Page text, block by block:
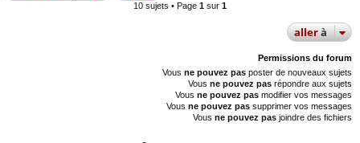
10 sujets • Page 1 sur 1
allerà
Permissions du forum
Vous ne pouvez pas poster de nouveaux sujets
Vous ne pouvez pas répondre aux sujets
Vous ne pouvez pas modifier vos messages
Vous ne pouvez pas supprimer vos messages
Vous ne pouvez pas joindre des fichiers